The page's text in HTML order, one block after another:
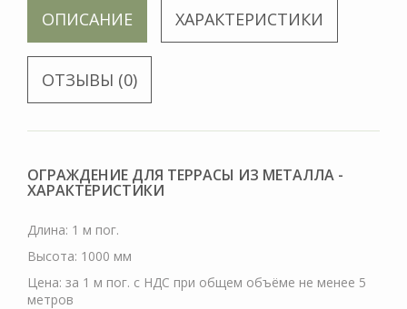
ОПИСАНИЕ ХАРАКТЕРИСТИКИ
ОТЗЫВЫ (0)
ОГРАЖДЕНИЕ ДЛЯ ТЕРРАСЫ ИЗ МЕТАЛЛА -
ХАРАКТЕРИСТИКИ
Длина: 1 м пог.
Высота: 1000 мм
Цена: за 1 м пог. с НДС при общем объёме не менее 5
метров